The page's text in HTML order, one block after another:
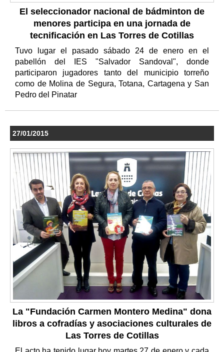
El seleccionador nacional de bádminton de
menores participa en una jornada de
tecnificación en Las Torres de Cotillas
Tuvo lugar el pasado sábado 24 de enero en el
pabellón del IES "Salvador Sandoval", donde
participaron jugadores tanto del municipio torreño
como de Molina de Segura, Totana, Cartagena y San
Pedro del Pinatar
27/01/2015
La "Fundación Carmen Montero Medina" dona
libros a cofradías y asociaciones culturales de
Las Torres de Cotillas